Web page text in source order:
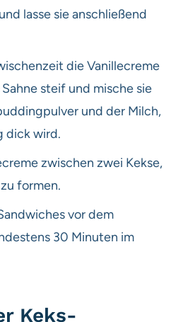
lasse sie anschließend
die Vanillecreme
steif und mische sie
und der Milch,
dick wird.
zwischen zwei Kekse,
formen.
vor dem
30 Minuten im
Keks-